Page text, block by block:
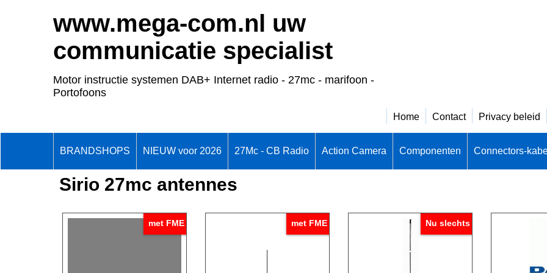
www.mega-com.nl uw
communicatie specialist
Motor instructie systemen DAB+ Internet radio - 27mc - marifoon -
Portofoons
Home Contact Privacy beleid
BRANDSHOPS NIEUW voor 2026 27Mc - CB Radio Action Camera Componenten Connectors-
Sirio 27mc antennes
met FME met FME Nu slechts